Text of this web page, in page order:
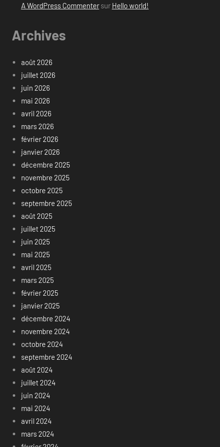
A WordPress Commentersur Hello world!
Archives
août 2026
juillet 2026
juin 2026
mai 2026
avril 2026
mars 2026
février 2026
janvier 2026
décembre 2025
novembre 2025
octobre 2025
septembre 2025
août 2025
juillet 2025
juin 2025
mai 2025
avril 2025
mars 2025
février 2025
janvier 2025
décembre 2024
novembre 2024
octobre 2024
septembre 2024
août 2024
juillet 2024
juin 2024
mai 2024
avril 2024
mars 2024